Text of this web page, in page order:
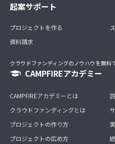
起案サポート
プロジェクトを作る
資料請求
クラウドファンディングのノウハウを無料
CAMPFIREアカデミー
CAMPFIREアカデミーとは
クラウドファンディングとは
プロジェクトの作り方
プロジェクトの広め方